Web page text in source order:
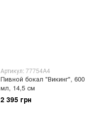
Артикул: 77754A4
Пивной бокал "Викинг", 600
мл, 14,5 см
2 395 грн